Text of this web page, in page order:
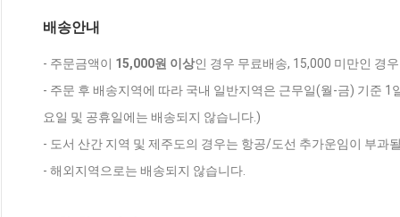
배송안내
- 주문금액이 15,000원 이상인 경우 무료배송, 15,000 미만인 경
- 주문 후 배송지역에 따라 국내 일반지역은 근무일(월-금) 기준
요일 및 공휴일에는 배송되지 않습니다.)
- 도서 산간 지역 및 제주도의 경우는 항공/도선 추가운임이 부과
- 해외지역으로는 배송되지 않습니다.